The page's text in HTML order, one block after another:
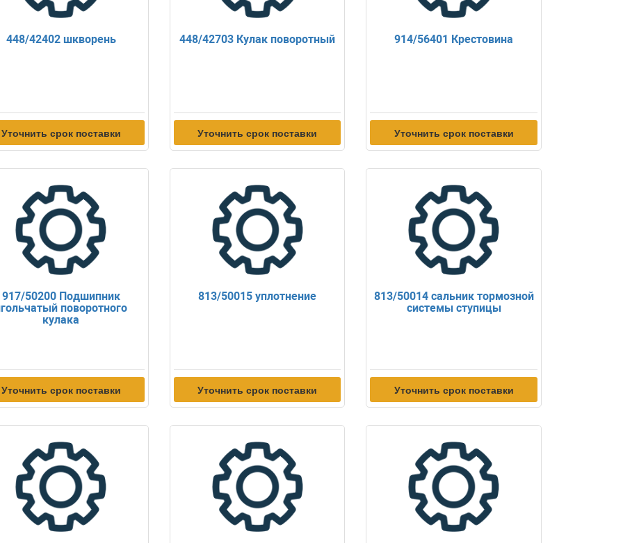
448/42402 шкворень
Уточнить срок поставки
448/42703 Кулак поворотный
Уточнить срок поставки
914/56401 Крестовина
Уточнить срок поставки
917/50200 Подшипник
поворотного
кулака
Уточнить срок поставки
813/50015 уплотнение
Уточнить срок поставки
813/50014 сальник тормозной
системы ступицы
Уточнить срок поставки